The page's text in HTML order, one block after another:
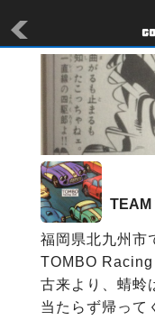
TEAM
福岡県北九州市
TOMBO Racing
古来より、蜻蛉
当たらず帰って